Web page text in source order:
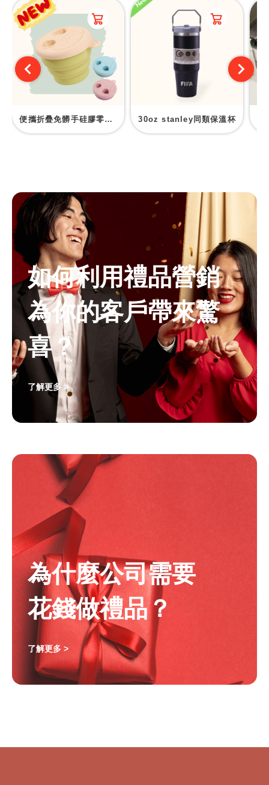
便攜折疊免髒手硅膠零食盒 30oz stanley同類保溫杯
為什麼公司需要
花錢做禮品？
了解更多 >
如何利用禮品營銷
為你的客戶帶來驚
喜？
了解更多 >